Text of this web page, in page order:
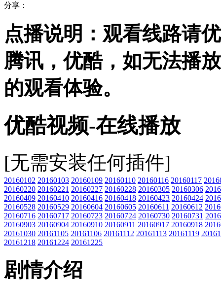
分享：
点播说明 ：观看线路请
腾讯，优酷， 如无法播
的观看体验。
优酷视频-在线播放
[无需安装任何插件]
20160102 20160103 20160109 20160110 20160116 20160117
20160220 20160221 20160227 20160228 20160305 20160306
20160409 20160410 20160416 20160418 20160423 20160424
20160528 20160529 20160604 20160605 20160611 20160612
20160716 20160717 20160723 20160724 20160730 20160731
20160903 20160904 20160910 20160911 20160917 20160918
20161030 20161105 20161106 20161112 20161113 20161119
20161218 20161224 20161225
剧情介绍